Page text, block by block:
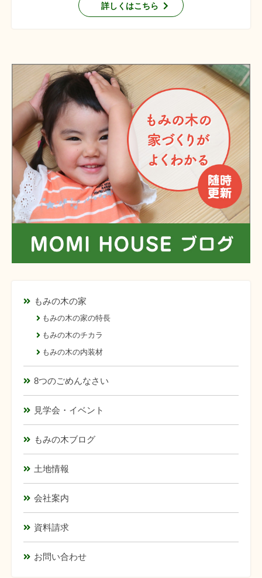
詳しくはこちら
もみの木の家
もみの木の家の特長
もみの木のチカラ
もみの木の内装材
8つのごめんなさい
見学会・イベント
もみの木ブログ
土地情報
会社案内
資料請求
お問い合わせ